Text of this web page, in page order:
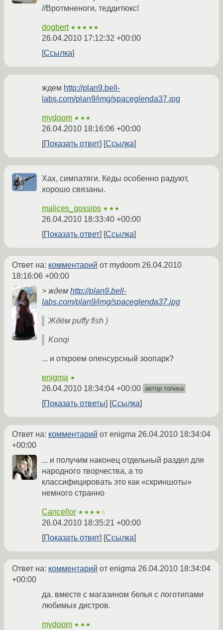
//Вротмненоги, теддитюкс!
dogbert ★★★★★
26.04.2010 17:12:32 +00:00
Ссылка
ждем http://plan9.bell-
labs.com/plan9/img/spaceglenda37.jpg
mydoom ★★★
26.04.2010 18:16:06 +00:00
Показать ответ
Ссылка
Хах, симпатяги. Кеды особенно радуют,
хорошо связаны.
malices_gossips ★★★
26.04.2010 18:33:40 +00:00
Показать ответ
Ссылка
Ответ на: комментарий от mydoom 26.04.2010
18:16:06 +00:00
> ждем http://plan9.bell-
labs.com/plan9/img/spaceglenda37.jpg
Ждём puffy fish )
Konqi
... и откроем опенсурсный зоопарк?
enigma ★
26.04.2010 18:34:04 +00:00 автор топика
Показать ответы Ссылка
Ответ на: комментарий от enigma 26.04.2010 18:34:04
+00:00
... и получим наконец отдельный раздел для
народного творчества, а то
классифицировать это как «скриншоты»
немного странно
Cancellor ★★★★☆
26.04.2010 18:35:21 +00:00
Показать ответ
Ссылка
Ответ на: комментарий от enigma 26.04.2010 18:34:04
+00:00
да. вместе с магазином белья с логотипами
любимых дистров.
mydoom ★★★